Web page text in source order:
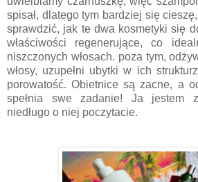
spisał, dlatego tym bardziej się
sprawdzić, jak te dwa kosmetyki się
właściwości regenerujące, co
niszczonych włosach. poza tym,
włosy, uzupełni ubytki w ich
porowatość. Obietnice są zacne, a
spełnia swe zadanie! Ja jestem
niedługo o niej poczytacie.